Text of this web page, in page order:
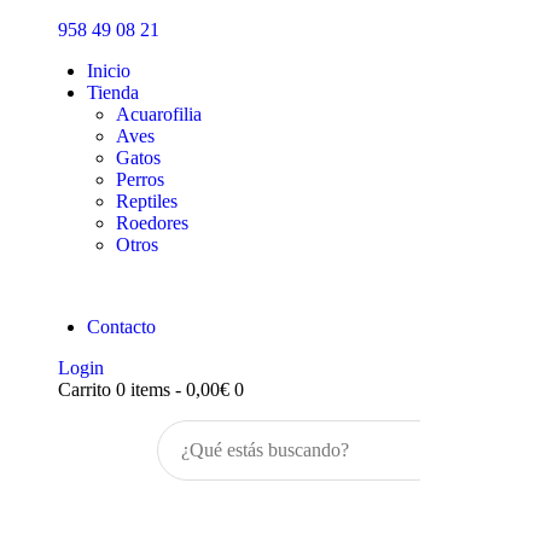
958 49 08 21
Inicio
Tienda
Acuarofilia
Aves
Gatos
Perros
Reptiles
Roedores
Otros
Contacto
Login
Carrito 0 items - 0,00€ 0
Inicio